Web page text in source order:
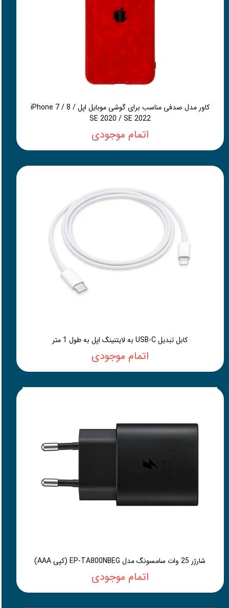
کاور مدل صدفی مناسب برای گوشی موبایل اپل iPhone 7 / 8 /
SE 2020 / SE 2022
اتمام موجودی
کابل تبدیل USB-C به لایتنینگ اپل به طول 1 متر
اتمام موجودی
شارژر 25 وات سامسونگ مدل EP-TA800NBEG (کپی AAA)
اتمام موجودی